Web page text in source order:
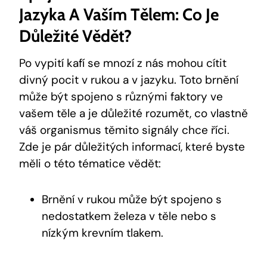
Jazyka A Vaším Tělem: Co Je
Důležité Vědět?
Po vypití kafí se mnozí z nás mohou cítit
divný pocit v rukou a v jazyku. Toto brnění
může být spojeno s různými faktory ve
vašem těle a je důležité rozumět, co vlastně
váš organismus těmito signály chce říci.
Zde je pár důležitých informací, které byste
měli o této tématice vědět:
Brnění v rukou může být spojeno s
nedostatkem železa v těle nebo s
nízkým krevním tlakem.